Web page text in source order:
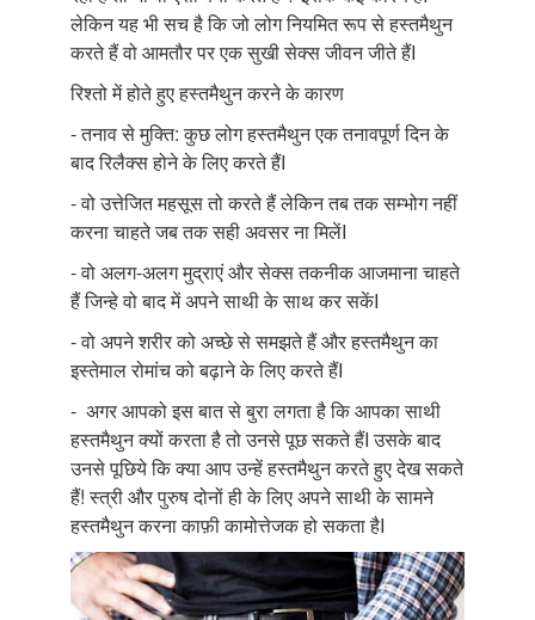
लेकिन यह भी सच है कि जो लोग नियमित रूप से हस्तमैथुन
करते हैं वो आमतौर पर एक सुखी सेक्स जीवन जीते हैंI
रिश्तो में होते हुए हस्तमैथुन करने के कारण
- तनाव से मुक्ति: कुछ लोग हस्तमैथुन एक तनावपूर्ण दिन के
बाद रिलैक्स होने के लिए करते हैंI
- वो उत्तेजित महसूस तो करते हैं लेकिन तब तक सम्भोग नहीं
करना चाहते जब तक सही अवसर ना मिलेंI
- वो अलग-अलग मुद्राएं और सेक्स तकनीक आजमाना चाहते
हैं जिन्हे वो बाद में अपने साथी के साथ कर सकेंI
- वो अपने शरीर को अच्छे से समझते हैं और हस्तमैथुन का
इस्तेमाल रोमांच को बढ़ाने के लिए करते हैंI
- अगर आपको इस बात से बुरा लगता है कि आपका साथी
हस्तमैथुन क्यों करता है तो उनसे पूछ सकते हैंI उसके बाद
उनसे पूछिये कि क्या आप उन्हें हस्तमैथुन करते हुए देख सकते
हैं! स्त्री और पुरुष दोनों ही के लिए अपने साथी के सामने
हस्तमैथुन करना काफ़ी कामोत्तेजक हो सकता हैI